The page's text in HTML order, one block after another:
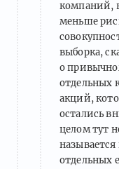
компаний,
меньше
выборка,
о
отдельных
акций,
остались
целом тут
отдельных